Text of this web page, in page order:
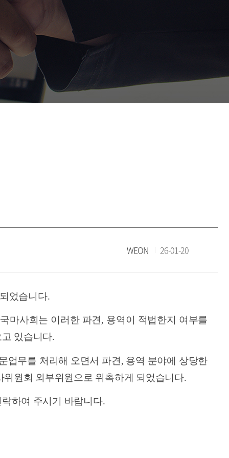
래
WEON 26-01-20
었습니다.
마사회는 이러한 파견, 용역이 적법한지 여부를
있습니다.
업무를 처리해 오면서 파견, 용역 분야에 상당한
위원회 외부위원으로 위촉하게 되었습니다.
하여 주시기 바랍니다.